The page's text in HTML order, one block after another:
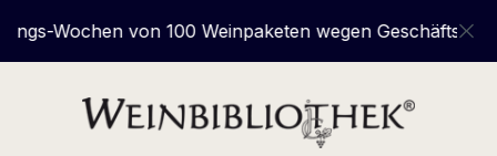
Zum Hauptinhalt springen
von 100 Weinpaketen wegen